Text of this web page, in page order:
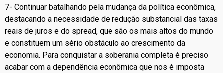
7- Continuar batalhando pela mudança da política econômica,
destacando a necessidade de redução substancial das taxas
reais de juros e do spread, que são os mais altos do mundo
e constituem um sério obstáculo ao crescimento da
economia. Para conquistar a soberania completa é preciso
acabar com a dependência econômica que nos é imposta